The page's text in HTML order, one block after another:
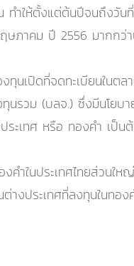
ทำให้ตั้งแต่ต้นปีจนถึงวัน
ภาคม ปี 2556 มากกว่าป
นเปิดที่จดทะเบียนในตล
นรวม (บลจ.) ซึ่งมีนโยบ
ระเทศ หรือ ทองคำ เป็น
คำในประเทศไทยส่วนใ
างประเทศที่ลงทุนในทอ